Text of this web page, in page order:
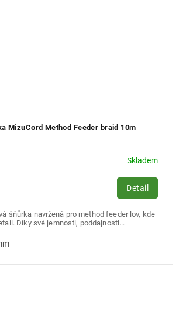
MizuCord Method Feeder braid 10m
Skladem
Detail
šňůrka navržená pro method feeder lov, kde
Díky své jemnosti, poddajnosti...